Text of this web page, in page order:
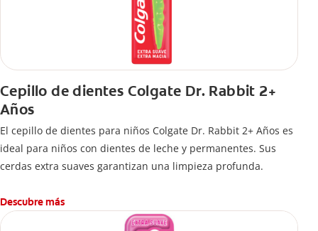
Cepillo de dientes Colgate Dr. Rabbit 2+
Años
El cepillo de dientes para niños Colgate Dr. Rabbit 2+ Años es
ideal para niños con dientes de leche y permanentes. Sus
cerdas extra suaves garantizan una limpieza profunda.
Descubre más